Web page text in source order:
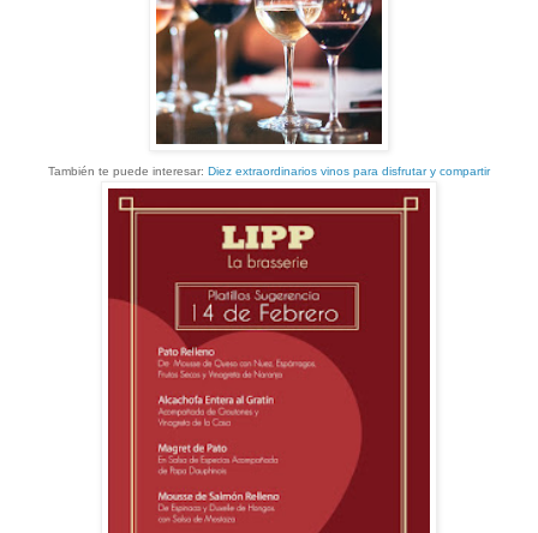
También te puede interesar: Diez extraordinarios vinos para disfrutar y compartir